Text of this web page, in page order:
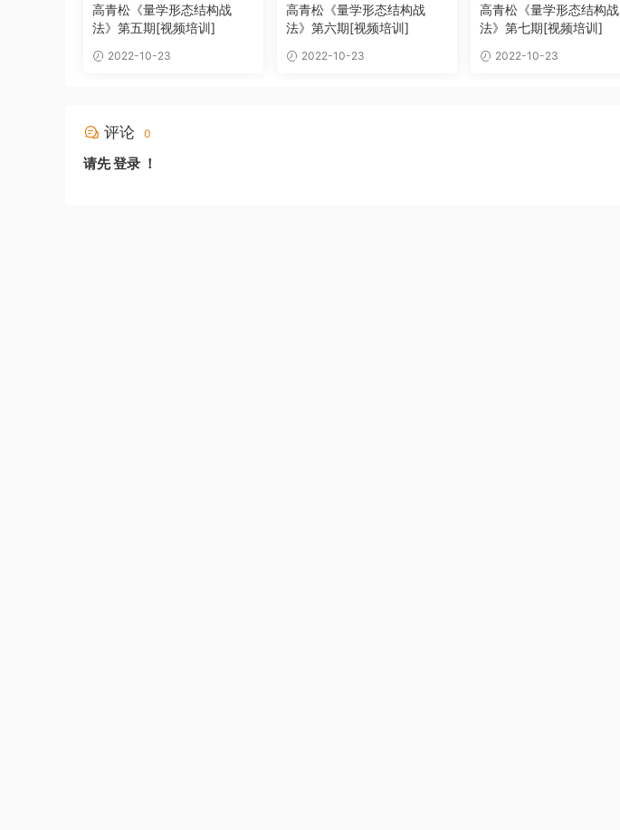
高青松《量学形态结构战
法》第五期[视频培训]
2022-10-23
高青松《量学形态结构战
法》第六期[视频培训]
2022-10-23
高青松《量学形态结构战
法》第七期[视频培训]
2022-10-23
评论 0
请先登录 ！